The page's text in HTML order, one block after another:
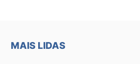
MAIS LIDAS